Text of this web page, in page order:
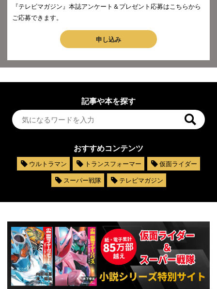
『テレビマガジン』本誌アンケート＆プレゼント応募はこちらから
ご応募できます。
申し込み
記事や本を探す
おすすめコンテンツ
ウルトラマン トランスフォーマー
仮面ライダー
スーパー戦隊
テレビマガジン